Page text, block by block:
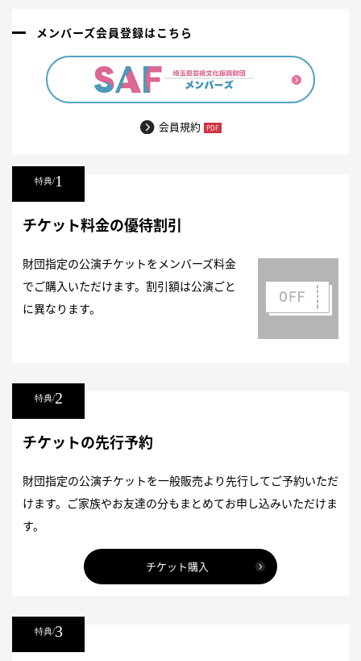
メンバーズ会員登録はこちら
会員規約
特典/1
チケット料金の優待割引
財団指定の公演チケットをメンバーズ料金
でご購入いただけます。 割引額は公演ごと
に異なります。
特典/2
チケットの先行予約
財団指定の公演チケットを一般販売より先行してご予約いただ
けます。ご家族やお友達の分もまとめてお申し込みいただけま
す。
チケット購入
特典/3